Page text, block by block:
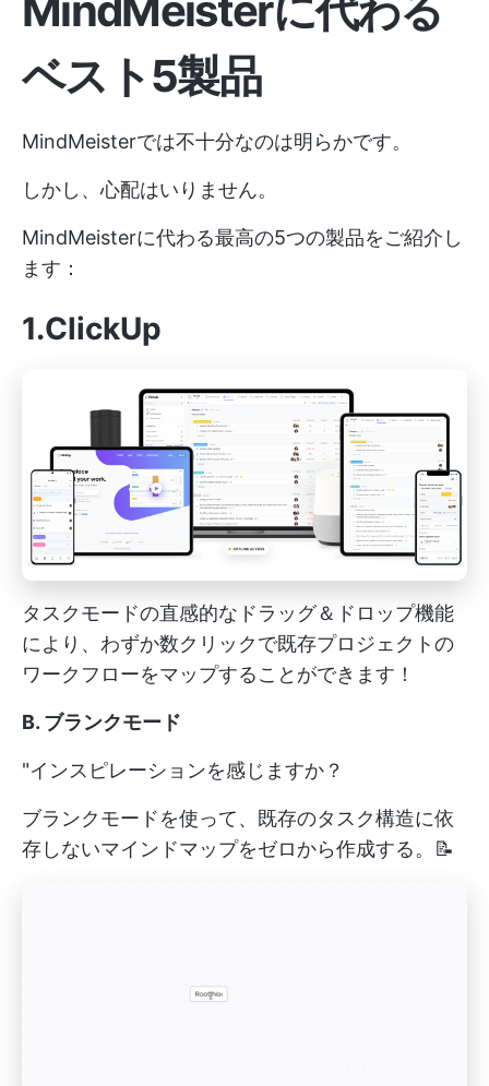
ベスト5製品
MindMeisterでは不十分なのは明らかです。
しかし、心配はいりません。
MindMeisterに代わる最高の5つの製品をご紹介し
ます：
1.ClickUp
タスクモードの直感的なドラッグ＆ドロップ機能
により、わずか数クリックで既存プロジェクトの
ワークフローをマップすることができます！
B. ブランクモード
"インスピレーションを感じますか？
ブランクモードを使って、既存のタスク構造に依
存しないマインドマップをゼロから作成する。📝